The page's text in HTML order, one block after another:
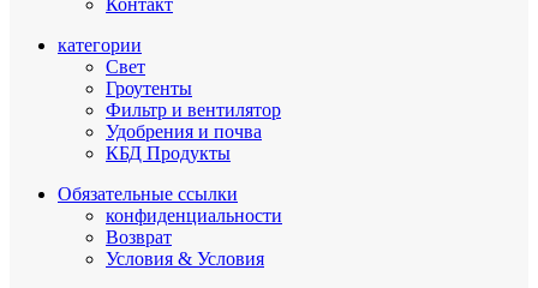
Контакт
категории
Свет
Гроутенты
Фильтр и вентилятор
Удобрения и почва
КБД Продукты
Обязательные ссылки
конфиденциальности
Возврат
Условия & Условия